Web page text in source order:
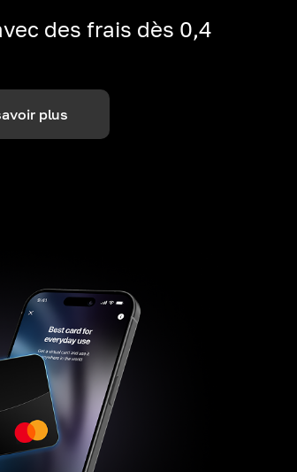
des frais dès 0,4
plus